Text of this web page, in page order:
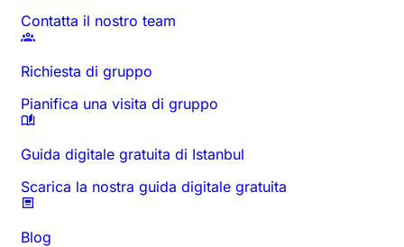
Contatta il nostro team
Richiesta di gruppo
Pianifica una visita di gruppo
Guida digitale gratuita di Istanbul
Scarica la nostra guida digitale gratuita
Blog